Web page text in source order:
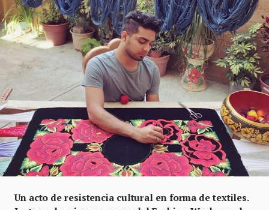
Un acto de resistencia cultural en forma de textiles.